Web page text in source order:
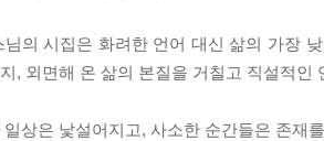
님의 시집은 화려한 언어 대신 삶의 가장
, 외면해 온 삶의 본질을 거칠고 직설적인
일상은 낯설어지고, 사소한 순간들은 존재